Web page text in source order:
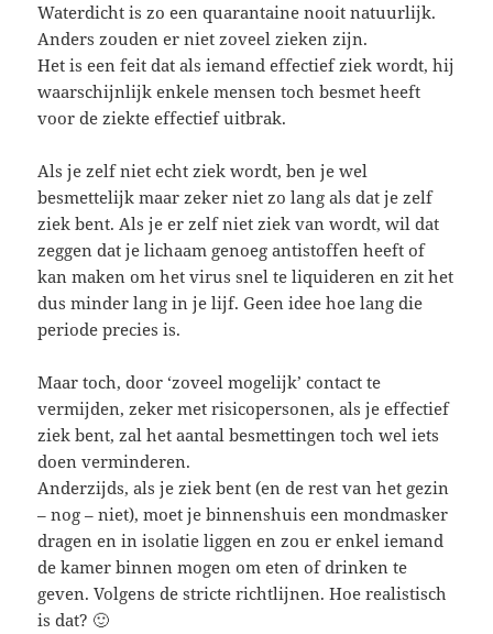
Waterdicht is zo een quarantaine nooit natuurlijk.
Anders zouden er niet zoveel zieken zijn.
Het is een feit dat als iemand effectief ziek wordt, hij
waarschijnlijk enkele mensen toch besmet heeft
voor de ziekte effectief uitbrak.
Als je zelf niet echt ziek wordt, ben je wel
besmettelijk maar zeker niet zo lang als dat je zelf
ziek bent. Als je er zelf niet ziek van wordt, wil dat
zeggen dat je lichaam genoeg antistoffen heeft of
kan maken om het virus snel te liquideren en zit het
dus minder lang in je lijf. Geen idee hoe lang die
periode precies is.
Maar toch, door ‘zoveel mogelijk’ contact te
vermijden, zeker met risicopersonen, als je effectief
ziek bent, zal het aantal besmettingen toch wel iets
doen verminderen.
Anderzijds, als je ziek bent (en de rest van het gezin
– nog – niet), moet je binnenshuis een mondmasker
dragen en in isolatie liggen en zou er enkel iemand
de kamer binnen mogen om eten of drinken te
geven. Volgens de stricte richtlijnen. Hoe realistisch
is dat? 🙂